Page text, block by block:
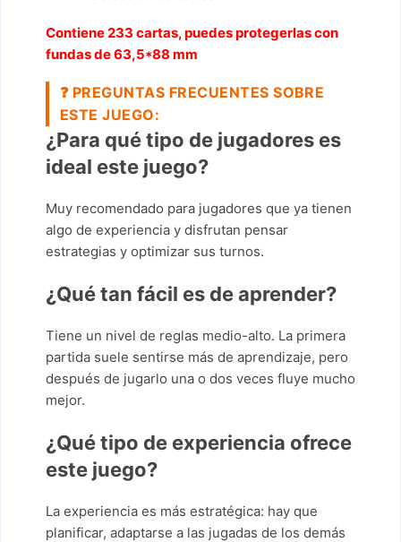
Contiene 233 cartas,puedes protegerlas con
fundas de 63,5*88 mm
❓ PREGUNTAS FRECUENTES SOBRE
ESTE JUEGO:
¿Para qué tipo de jugadores es
ideal este juego?
Muy recomendado para jugadores que ya tienen
algo de experiencia y disfrutan pensar
estrategias y optimizar sus turnos.
¿Qué tan fácil es de aprender?
Tiene un nivel de reglas medio-alto. La primera
partida suele sentirse más de aprendizaje, pero
después de jugarlo una o dos veces fluye mucho
mejor.
¿Qué tipo de experiencia ofrece
este juego?
La experiencia es más estratégica: hay que
planificar, adaptarse a las jugadas de los demás